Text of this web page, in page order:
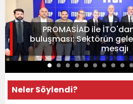
PROMASİAD ile
buluşması: Sektörün
mesajı
Neler Söylendi?